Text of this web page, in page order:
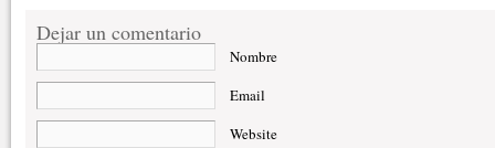
Dejar un comentario
Nombre
Email
Website